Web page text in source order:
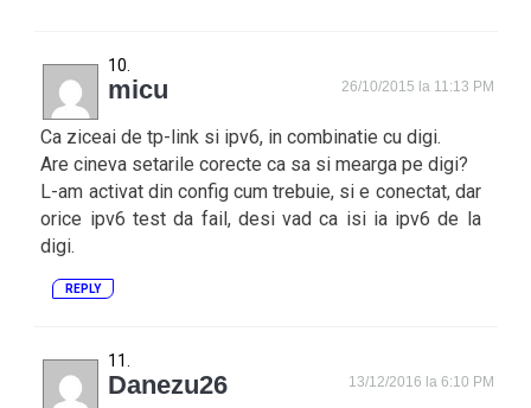
micu 26/10/2015 la 11:13 PM
Ca ziceai de tp-link si ipv6, in combinatie cu digi.
Are cineva setarile corecte ca sa si mearga pe digi?
L-am activat din config cum trebuie, si e conectat, dar
orice ipv6 test da fail, desi vad ca isi ia ipv6 de la
digi.
REPLY
Danezu26 13/12/2016 la 6:10 PM